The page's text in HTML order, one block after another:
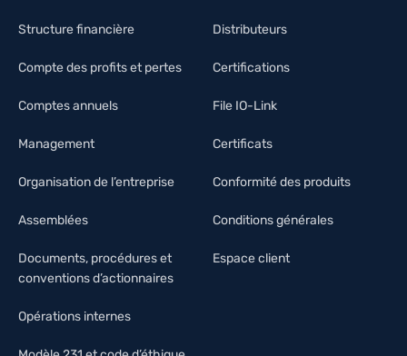
Structure financière
Compte des profits et pertes
Comptes annuels
Management
Organisation de l’entreprise
Assemblées
Documents, procédures et
conventions d’actionnaires
Opérations internes
Distributeurs
Certifications
File IO-Link
Certificats
Conformité des produits
Conditions générales
Espace client